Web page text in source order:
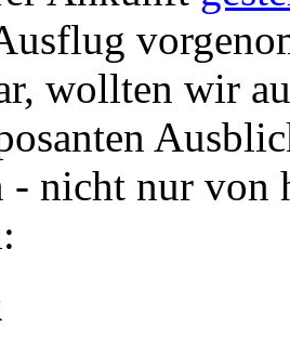
wollten wir
- nicht nur von